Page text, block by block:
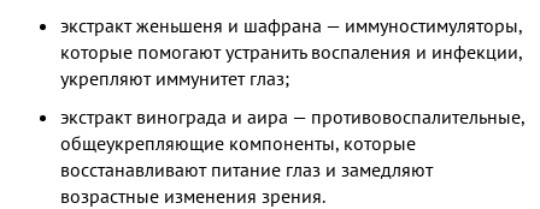
экстракт женьшеня и шафрана — иммуностимуляторы,
которые помогают устранить воспаления и инфекции,
укрепляют иммунитет глаз;
экстракт винограда и аира — противовоспалительные,
общеукрепляющие компоненты, которые
восстанавливают питание глаз и замедляют
возрастные изменения зрения.